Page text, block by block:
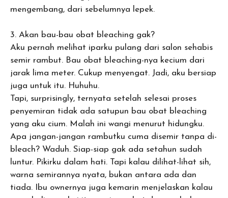
mengembang, dari sebelumnya lepek.
3. Akan bau-bau obat bleaching gak?
Aku pernah melihat iparku pulang dari salon sehabis
semir rambut. Bau obat bleaching-nya kecium dari
jarak lima meter. Cukup menyengat. Jadi, aku bersiap
juga untuk itu. Huhuhu.
Tapi, surprisingly, ternyata setelah selesai proses
penyemiran tidak ada satupun bau obat bleaching
yang aku cium. Malah ini wangi menurut hidungku.
Apa jangan-jangan rambutku cuma disemir tanpa di-
bleach? Waduh. Siap-siap gak ada setahun sudah
luntur. Pikirku dalam hati. Tapi kalau dilihat-lihat sih,
warna semirannya nyata, bukan antara ada dan
tiada. Ibu ownernya juga kemarin menjelaskan kalau